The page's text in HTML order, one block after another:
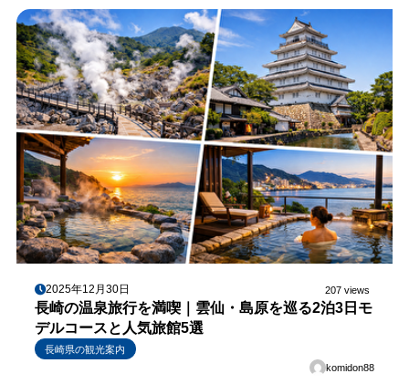
2025年12月30日 207 views
長崎の温泉旅行を満喫｜雲仙・島原を巡る2泊3日モ
デルコースと人気旅館5選
長崎県の観光案内
komidon88